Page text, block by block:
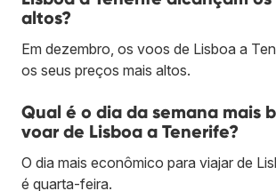
altos?
Em dezembro, os voos de Lisboa a
os seus preços mais altos.
Qual é o dia da semana mais
voar de Lisboa a Tenerife?
O dia mais econômico para viajar de
é quarta-feira.